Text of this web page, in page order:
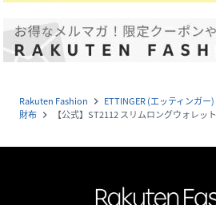
Rakuten Fashion navigate_next ETTINGER (エッティンガー)
財布 navigate_next 【公式】ST2112 スリムロングウォレット